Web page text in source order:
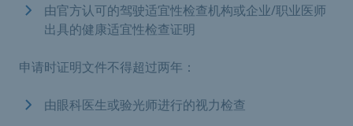
由官方认可的驾驶适宜性检查机构或企业/职业医师
出具的健康适宜性检查证明
申请时证明文件不得超过两年：
由眼科医生或验光师进行的视力检查